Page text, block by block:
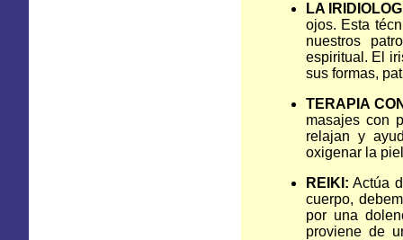
LA
ojos. Esta
nuestros
espiritual. El
sus formas,
TERAPIA
masajes con
relajan y
oxigenar la
REIKI: Actúa
cuerpo,
por una
proviene de